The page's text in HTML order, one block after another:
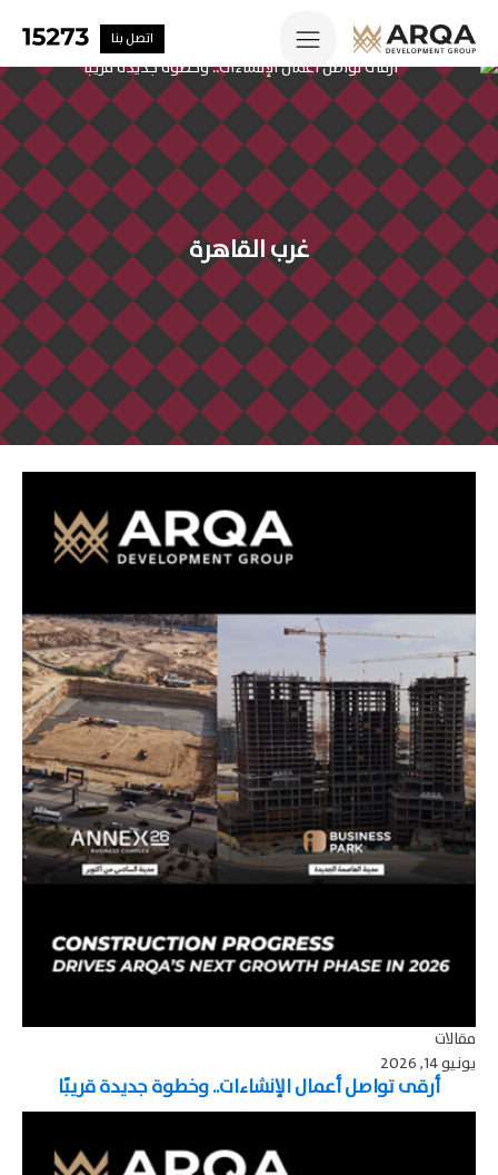
اتصل بنا
غرب القاهرة
مقالات
يونيو 14, 2026
أرقى تواصل أعمال الإنشاءات.. وخطوة جديدة قريبًا